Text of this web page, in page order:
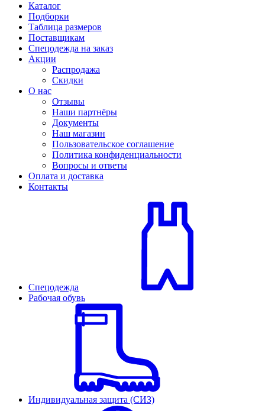
Каталог
Подборки
Таблица размеров
Поставщикам
Спецодежда на заказ
Акции
Распродажа
Скидки
О нас
Отзывы
Наши партнёры
Документы
Наш магазин
Пользовательское соглашение
Политика конфиденциальности
Вопросы и ответы
Оплата и доставка
Контакты
Спецодежда
Рабочая обувь
Индивидуальная защита (СИЗ)